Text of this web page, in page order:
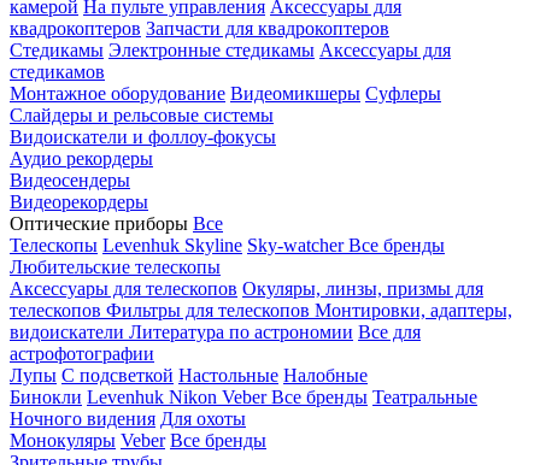
камерой На пульте управления Аксессуары для
квадрокоптеров Запчасти для квадрокоптеров
Стедикамы Электронные стедикамы Аксессуары для
стедикамов
Монтажное оборудование Видеомикшеры Суфлеры
Слайдеры и рельсовые системы
Видоискатели и фоллоу-фокусы
Аудио рекордеры
Видеосендеры
Видеорекордеры
Оптические приборы Все
Телескопы Levenhuk Skyline Sky-watcherВсе бренды
Любительские телескопы
Аксессуары для телескопов Окуляры, линзы, призмы для
телескопов Фильтры для телескопов Монтировки, адаптеры,
видоискатели Литература по астрономии Все для
астрофотографии
Лупы С подсветкой Настольные Налобные
Бинокли Levenhuk Nikon VeberВсе бренды Театральные
Ночного видения Для охоты
Монокуляры Veber Все бренды